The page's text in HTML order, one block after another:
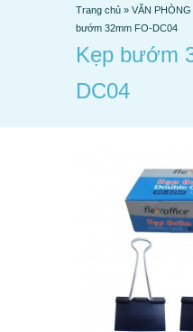
Trang chủ » VĂN PHÒNG
bướm 32mm FO-DC04
Kẹp bướm
DC04